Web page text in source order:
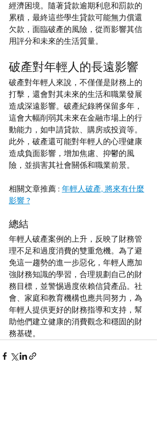
經濟困境。隨著貸款逾期利息和罰款的
累積，最終這些學生貸款可能無力償還
欠款，面臨破產的風險，從而影響其信
用評分和未來的生活質量。
破產對年輕人的長遠影響
破產對年輕人來說，不僅僅是財務上的
打擊，還會對其未來的生活和職業發展
造成深遠影響。破產紀錄將保留多年，
這會大幅削弱其未來在金融市場上的行
動能力，如申請貸款、購房或投資等。
此外，破產還可能對年輕人的心理健康
造成負面影響，增加焦慮、抑鬱的風
險，並損害其社會關係和職業前景。
相關文章推薦 : 年輕人破產, 將來有什麼
影響 ?
總結
年輕人破產案例的上升，反映了財務管
理不足和過度消費的雙重危機。為了避
免這一趨勢的進一步惡化，年輕人應加
強財務知識的學習，合理規劃自己的財
務目標，並警惕過度依賴信貸產品。社
會、家庭和教育機構也應共同努力，為
年輕人提供更好的財務指導和支持，幫
助他們建立健康的消費觀念和穩固的財
務基礎。